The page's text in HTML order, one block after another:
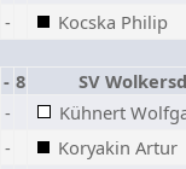
-
Kocska Philip
- 8
SV
-
Kühnert
-
Koryakin Artur